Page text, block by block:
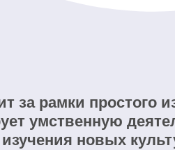
за рамки простого
умственную
новых